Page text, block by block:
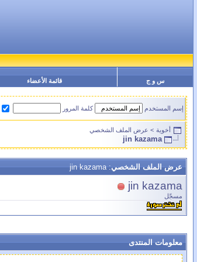
س و ج قائمة الأعضاء
إسم المستخدم كلمة المرور
أخوية > عرض الملف الشخصي
jin kazama
عرض الملف الشخصي: jin kazama
jin kazama
مسجّل
معلومات المنتدى